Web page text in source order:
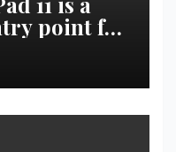
point for